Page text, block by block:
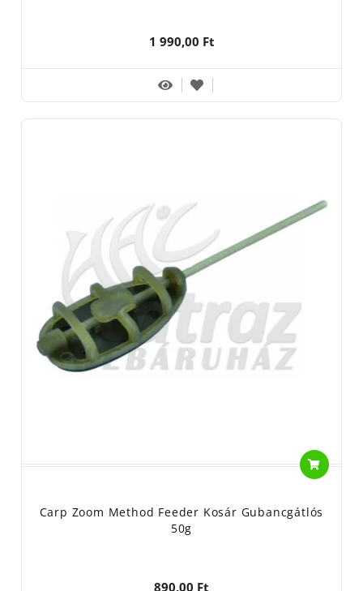
1 990,00 Ft
Carp Zoom Method Feeder Kosár Gubancgátlós
50g
890,00 Ft